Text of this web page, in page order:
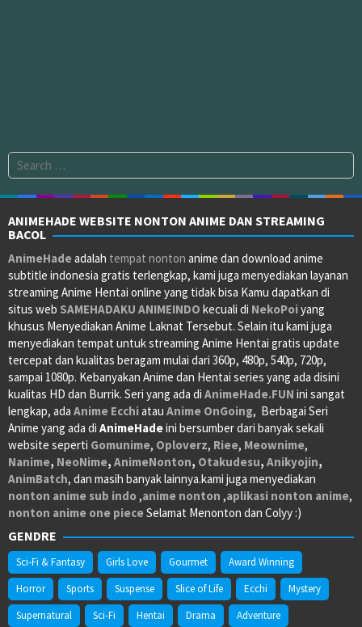
Search
for:
ANIMEHADE WEBSITE NONTON ANIME DAN STREAMING
BACOL
AnimeHadeadalah tempat nonton anime dan download anime
subtitle indonesia gratis terlengkap, kami juga menyediakan layanan
streaming Anime Hentai online yang tidak bisa Kamu dapatkan di
situs web SAMEHADAKU ANIMEINDO kecuali di NekoPoiyang
khusus Menyediakan Anime Laknat Tersebut. Selain itu kami juga
menyediakan tempat untuk streaming Anime Hentai gratis update
tercepat dan kualitas beragam mulai dari 360p, 480p, 540p, 720p,
sampai 1080p. Kebanyakan Anime dan Hentai series yang ada disini
kualitas HD dan Burrik. Seri yang ada di AnimeHade.FUN ini sangat
lengkap, ada Anime Ecchiatau Anime OnGoing, Berbagai Seri
Anime yang ada di AnimeHadeini bersumber dari banyak sekali
website seperti Gomunime, Oploverz, Riee, Meownime,
Nanime, NeoNime, AnimeNonton, Otakudesu, Anikyojin,
AnimBatch, dan masih banyak lainnya.kami juga menyediakan
nonton anime sub indo ,anime nonton ,aplikasi nonton anime,
nonton anime one pieceSelamat Menonton dan Colyy :)
GENDRE
Sci-Fi & Fantasy Girls Love Gourmet
Award Winning
Horror
Sports Suspense Slice of Life Ecchi
Mystery
Supernatural
Sci-Fi Hentai Drama Adventure